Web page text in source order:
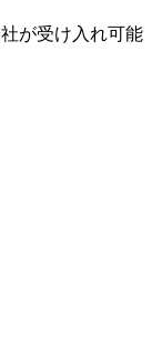
が受け入れ可能